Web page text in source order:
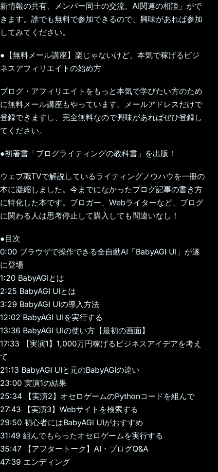
新情報の共有、メンバー同士の交流、AI関連の相談」がで
きます。誰でも無料で参加できるので、興味があれば参加
してみてください。
●【無料メール講座】楽じゃないけど、本気で稼げるビジ
ネスアフィリエイトの始め方
ブログ・アフィリエイトをもっと本気で学びたい方のため
に無料メール講座もやっています。メールアドレスだけで
登録できますし、完全無料なので興味があればぜひ登録し
てください。
●初著書「ブログライティングの教科書」を出版！
ウェブ職TVで解説しているライティングノウハウを一冊の
本に凝縮しました。今までになかったブログ記事の書き方
に特化した本です。ブロガー、Webライターなど、ブログ
に関わる人は思考停止して購入しても間違いなし！
●目次
0:00 ブラウザで操作できる全自動AI「BabyAGI UI」が遂
に登場
1:20 BabyAGIとは
2:25 BabyAGI UIとは
3:29 BabyAGI UIの導入方法
12:02 BabyAGI UIを実行する
13:36 BabyAGI UIの使い方【最初の画面】
17:33 【実演1】1,000万円稼げるビジネスアイデアを考え
て
21:13 BabyAGI UIと元のBabyAGIの違い
23:00 実演1の結果
25:34 【実演2】オセロゲームのPythonコードを組んで
27:43 【実演3】Webサイトを検索する
29:50 初心者にはBabyAGI UIがおすすめ
31:49 組んでもらったオセロゲームを実行する
35:47 【アフタートーク】AI・ブログQ&A
47:39 エンディング